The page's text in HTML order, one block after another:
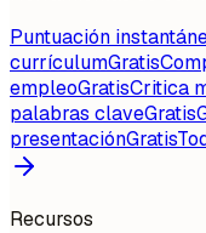
Puntuación
currículumGratis
empleoGratisCritica
palabras claveGratis
presentaciónGratis
Recursos